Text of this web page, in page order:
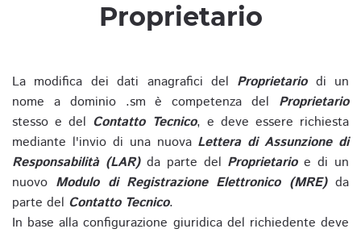
Proprietario
La modifica dei dati anagrafici del Proprietariodi un
nome a dominio .sm è competenza del Proprietario
stesso e del Contatto Tecnico, e deve essere richiesta
mediante l'invio di una nuova Lettera di Assunzione di
Responsabilità (LAR)da parte del Proprietarioe di un
nuovo Modulo di Registrazione Elettronico (MRE)da
parte del Contatto Tecnico.
In base alla configurazione giuridica del richiedente deve